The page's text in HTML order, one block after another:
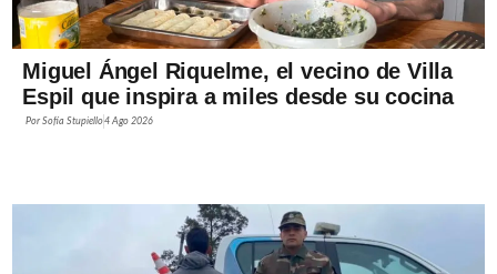
Miguel Ángel Riquelme, el vecino de Villa
Espil que inspira a miles desde su cocina
PorSofía Stupiello4 Ago 2026